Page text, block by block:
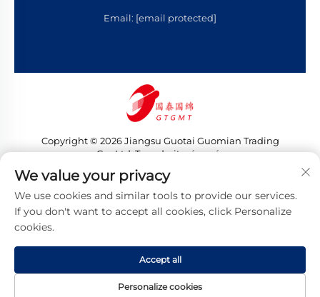
Email: [email protected]
Copyright © 2026 Jiangsu Guotai Guomian Trading
Co., Ltd. Tous droits réservés
Politique de confidentialité
We value your privacy
We use cookies and similar tools to provide our services.
If you don't want to accept all cookies, click Personalize
cookies.
Personalize cookies
Accept all